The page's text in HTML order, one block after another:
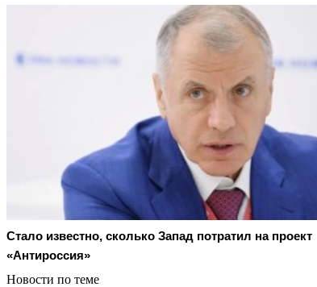
Стало известно, сколько Запад потратил на проект
«Антироссия»
Новости по теме